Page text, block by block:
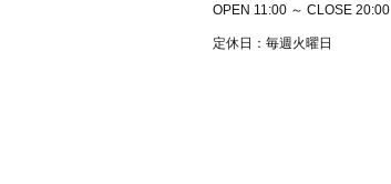
OPEN 11:00 ～ CLOSE 20:00
定休日：毎週火曜日